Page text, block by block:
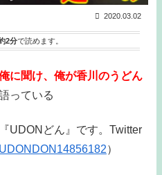
2020.03.02
2分で読めます。
に聞け、俺が香川のうどん
っている
UDONどん』です。Twitter
）